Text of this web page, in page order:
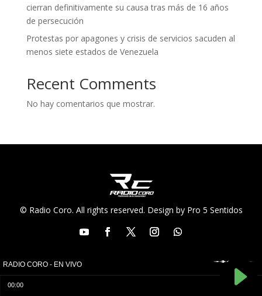
cierran definitivamente su causa tras más de 16 años
de persecución
Protestas por apagones y crisis de servicios sacuden al
menos siete estados de Venezuela
Recent Comments
No hay comentarios que mostrar.
© Radio Coro. All rights reserved. Design by Pro 5 Sentidos